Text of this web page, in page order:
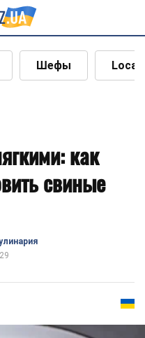
Шефы Local
как
свиные